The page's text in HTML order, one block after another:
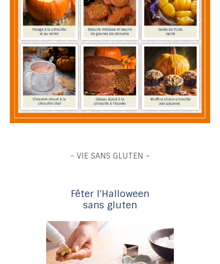
- VIE SANS GLUTEN -
Fêter l'Halloween
sans gluten